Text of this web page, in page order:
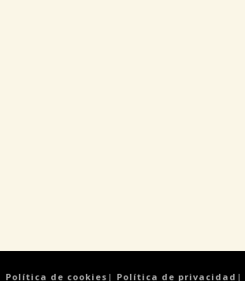
Política de cookies | Política de privacidad |